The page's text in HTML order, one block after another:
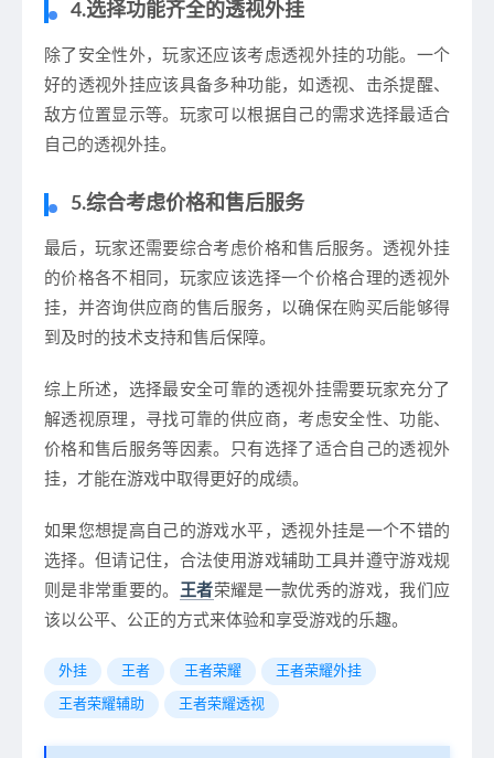
4.选择功能齐全的透视外挂
除了安全性外，玩家还应该考虑透视外挂的功能。一个
好的透视外挂应该具备多种功能，如透视、击杀提醒、
敌方位置显示等。玩家可以根据自己的需求选择最适合
自己的透视外挂。
5.综合考虑价格和售后服务
最后，玩家还需要综合考虑价格和售后服务。透视外挂
的价格各不相同，玩家应该选择一个价格合理的透视外
挂，并咨询供应商的售后服务，以确保在购买后能够得
到及时的技术支持和售后保障。
综上所述，选择最安全可靠的透视外挂需要玩家充分了
解透视原理，寻找可靠的供应商，考虑安全性、功能、
价格和售后服务等因素。只有选择了适合自己的透视外
挂，才能在游戏中取得更好的成绩。
如果您想提高自己的游戏水平，透视外挂是一个不错的
选择。但请记住，合法使用游戏辅助工具并遵守游戏规
则是非常重要的。 王者荣耀是一款优秀的游戏，我们应
该以公平、公正的方式来体验和享受游戏的乐趣。
外挂 王者 王者荣耀 王者荣耀外挂
王者荣耀辅助 王者荣耀透视